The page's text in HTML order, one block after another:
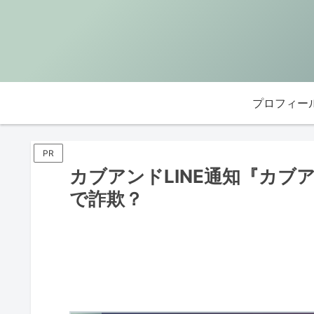
プロフィー
PR
カブアンドLINE通知『カブ
で詐欺？